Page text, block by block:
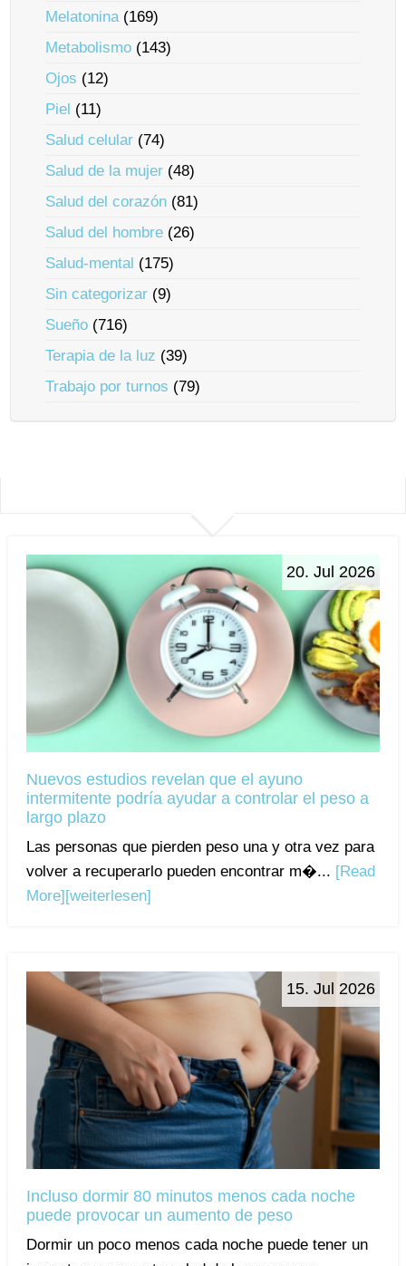
Melatonina(169)
Metabolismo (143)
Ojos (12)
Piel (11)
Salud celular (74)
Salud de la mujer (48)
Salud del corazón (81)
Salud del hombre (26)
Salud-mental (175)
Sin categorizar (9)
Sueño (716)
Terapia de la luz (39)
Trabajo por turnos (79)
20. Jul 2026
Nuevos estudios revelan que el ayuno
intermitente podría ayudar a controlar el peso a
largo plazo
Las personas que pierden peso una y otra vez para
volver a recuperarlo pueden encontrar m�... [Read
More] [weiterlesen]
15. Jul 2026
Incluso dormir 80 minutos menos cada noche
puede provocar un aumento de peso
Dormir un poco menos cada noche puede tener un